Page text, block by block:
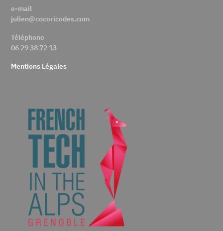
e-mail
julien@cocoricodes.com
Téléphone
06 29 38 72 13
Mentions Légales